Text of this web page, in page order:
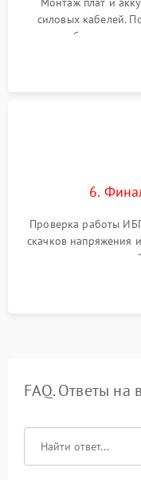
силовых кабелей.
калибровки
срабатывания
6.
Проверка работы
скачков напряжения
времени
FAQ. Ответы на